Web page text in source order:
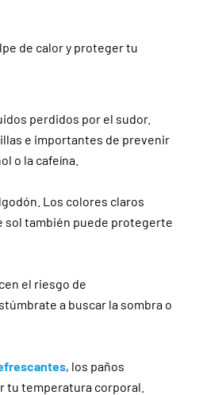
de calor y proteger tu
perdidos por el sudor.
e importantes de prevenir
o la cafeína.
Los colores claros
sol también puede protegerte
el riesgo de
a buscar la sombra o
, los paños
tu temperatura corporal.